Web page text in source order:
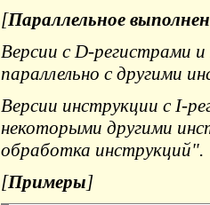
[Параллельное
Версии с D-регистрами
параллельно с другими
Версии инструкции с I-
некоторыми другими
обработка инструкций".
[Примеры]